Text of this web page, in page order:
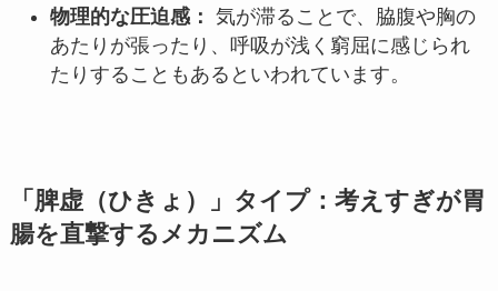
物理的な圧迫感： 気が滞ることで、脇腹や胸の
あたりが張ったり、呼吸が浅く窮屈に感じられ
たりすることもあるといわれています。
「脾虚（ひきょ）」タイプ：考えすぎが胃
腸を直撃するメカニズム